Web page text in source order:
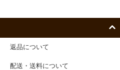
返品について
配送・送料について